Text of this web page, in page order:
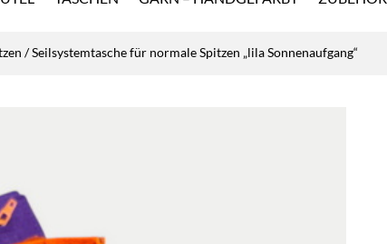
/ Seilsystemtasche für normale Spitzen „lila Sonnenaufgang“